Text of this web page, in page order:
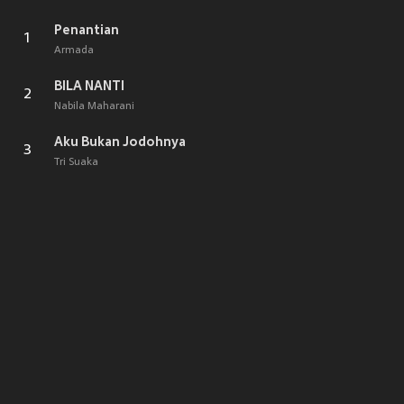
1
Penantian
Armada
2
BILA NANTI
Nabila Maharani
3
Aku Bukan Jodohnya
Tri Suaka